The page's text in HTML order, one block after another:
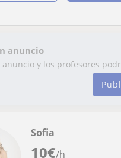
anuncio
anuncio y los profesores
10€/h
Sofia